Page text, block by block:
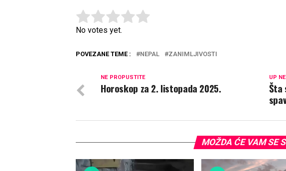
Rate this item:
No votes yet.
POVEZANE TEME : NEPAL ZANIMLJIVOSTI
UP
Šta
NE PROPUSTITE
Horoskop za 2. listopada 2025.
MOŽDA ĆE VAM SE